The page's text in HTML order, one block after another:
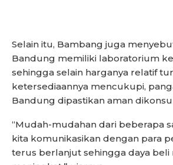
Selain itu, Bambang juga
Bandung memiliki laboratorium
sehingga selain harganya relatif
ketersediaannya mencukupi,
Bandung dipastikan aman
“Mudah-mudahan dari beberapa
kita komunikasikan dengan para
terus berlanjut sehingga daya beli